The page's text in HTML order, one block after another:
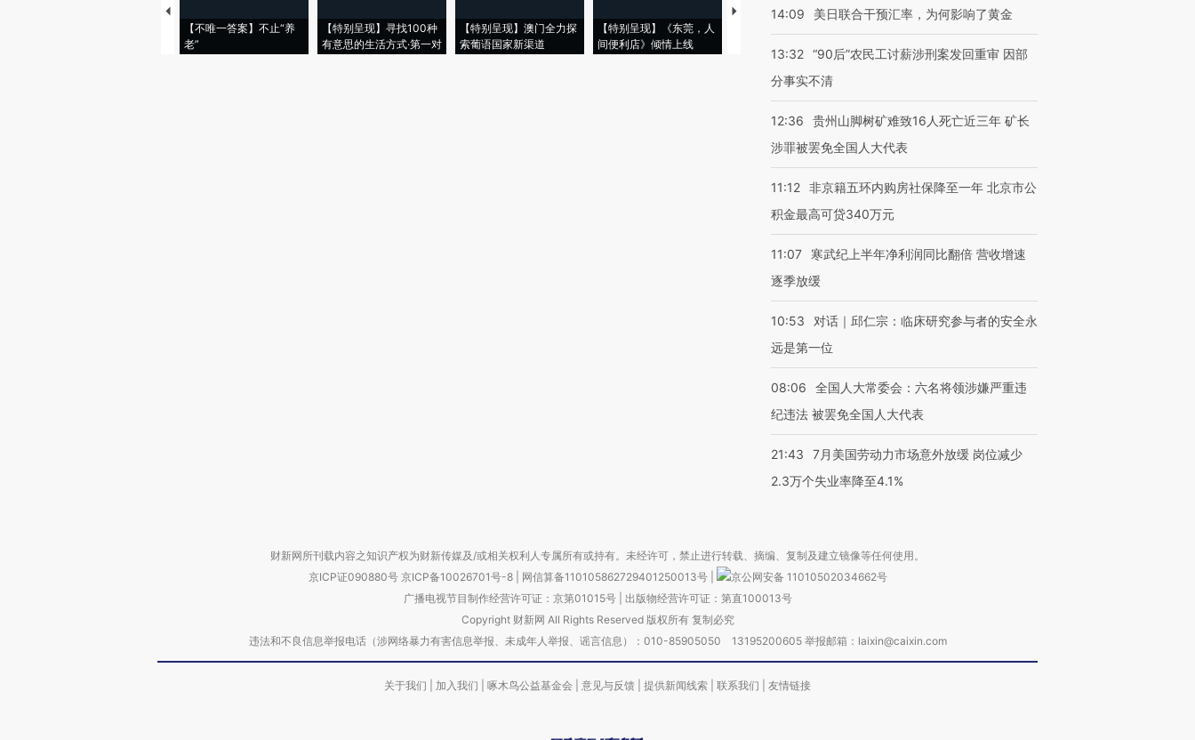
【不唯一答案】不止“养
老”
【特别呈现】寻找100种
有意思的生活方式·第一对
【特别呈现】澳门全力探
索葡语国家新渠道
【特别呈现】《东莞，人
间便利店》倾情上线
【推广】走进第四届链博
【商旅对话】华住集团
14:09 美日联合干预汇率，为何影响了黄金
13:32 “90后”农民工讨薪涉刑案发回重审 因部
分事实不清
12:36
贵州山脚树矿难致16人死亡近三年 矿长
涉罪被罢免全国人大代表
11:12 非京籍五环内购房社保降至一年 北京市公
积金最高可贷340万元
11:07
寒武纪上半年净利润同比翻倍 营收增速
逐季放缓
10:53
对话｜邱仁宗：临床研究参与者的安全永
远是第一位
08:06
全国人大常委会：六名将领涉嫌严重违
纪违法 被罢免全国人大代表
21:43
7月美国劳动力市场意外放缓 岗位减少
2.3万个失业率降至4.1%
财新网所刊载内容之知识产权为财新传媒及/或相关权利人专属所有或持有。未经许可，禁止进行转载、摘编、复制及建立镜像等任何使用。
京ICP证090880号 京ICP备10026701号-8 网信算备110105862729401250013号
京公网安备 11010502034662号
广播电视节目制作经营许可证：京第01015号| 出版物经营许可证：第直100013号
Copyright 财新网 All Rights Reserved 版权所有 复制必究
违法和不良信息举报电话（涉网络暴力有害信息举报、未成年人举报、谣言信息）：010-85905050 13195200605 举报邮箱：laixin@caixin.com
关于我们 加入我们 啄木鸟公益基金会 意见与反馈 提供新闻线索 联系我们 友情链接